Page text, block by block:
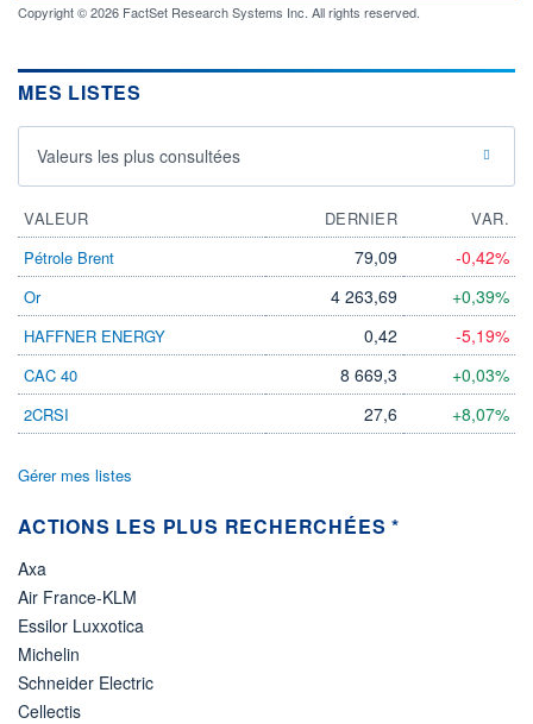
VOLUME CAPITAL ÉCHANGÉ
360 698 MGBX 05.08.26 / 17:56:26
BAISSE
0,000
HAUSSE
RENDEMENT
-
PER ESTIMÉ
DERNIER
DIVIDENDE DERNIER
DIVIDENDE
PROCHAIN
DIVIDENDE
-
Non éligible
Copyright © 2026 FactSet Research Systems Inc. All rights reserved.
MES LISTES
Valeurs les plus consultées
VALEUR DERNIER
VAR.
Pétrole Brent
79,09 -0,42%
Or 4 263,69 +0,39%
HAFFNER ENERGY 0,42 -5,19%
CAC 40 8 669,3 +0,03%
2CRSI 27,6 +8,07%
Gérer mes listes
ACTIONS LES PLUS RECHERCHÉES *
Axa
Air France-KLM
Essilor Luxxotica
Michelin
Schneider Electric
Cellectis